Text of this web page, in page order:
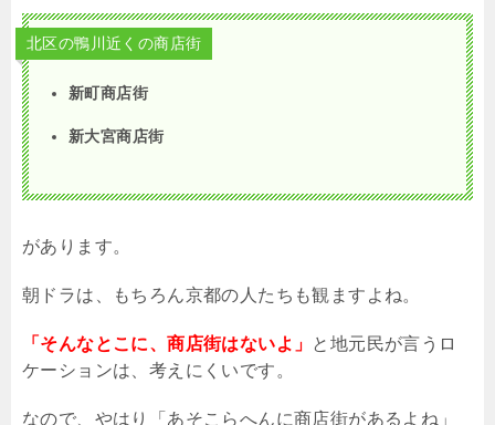
北区の鴨川近くの商店街
新町商店街
新大宮商店街
があります。
朝ドラは、もちろん京都の人たちも観ますよね。
「そんなとこに、商店街はないよ」 と地元民が言うロ
ケーションは、考えにくいです。
なので、やはり「あそこらへんに商店街があるよね」